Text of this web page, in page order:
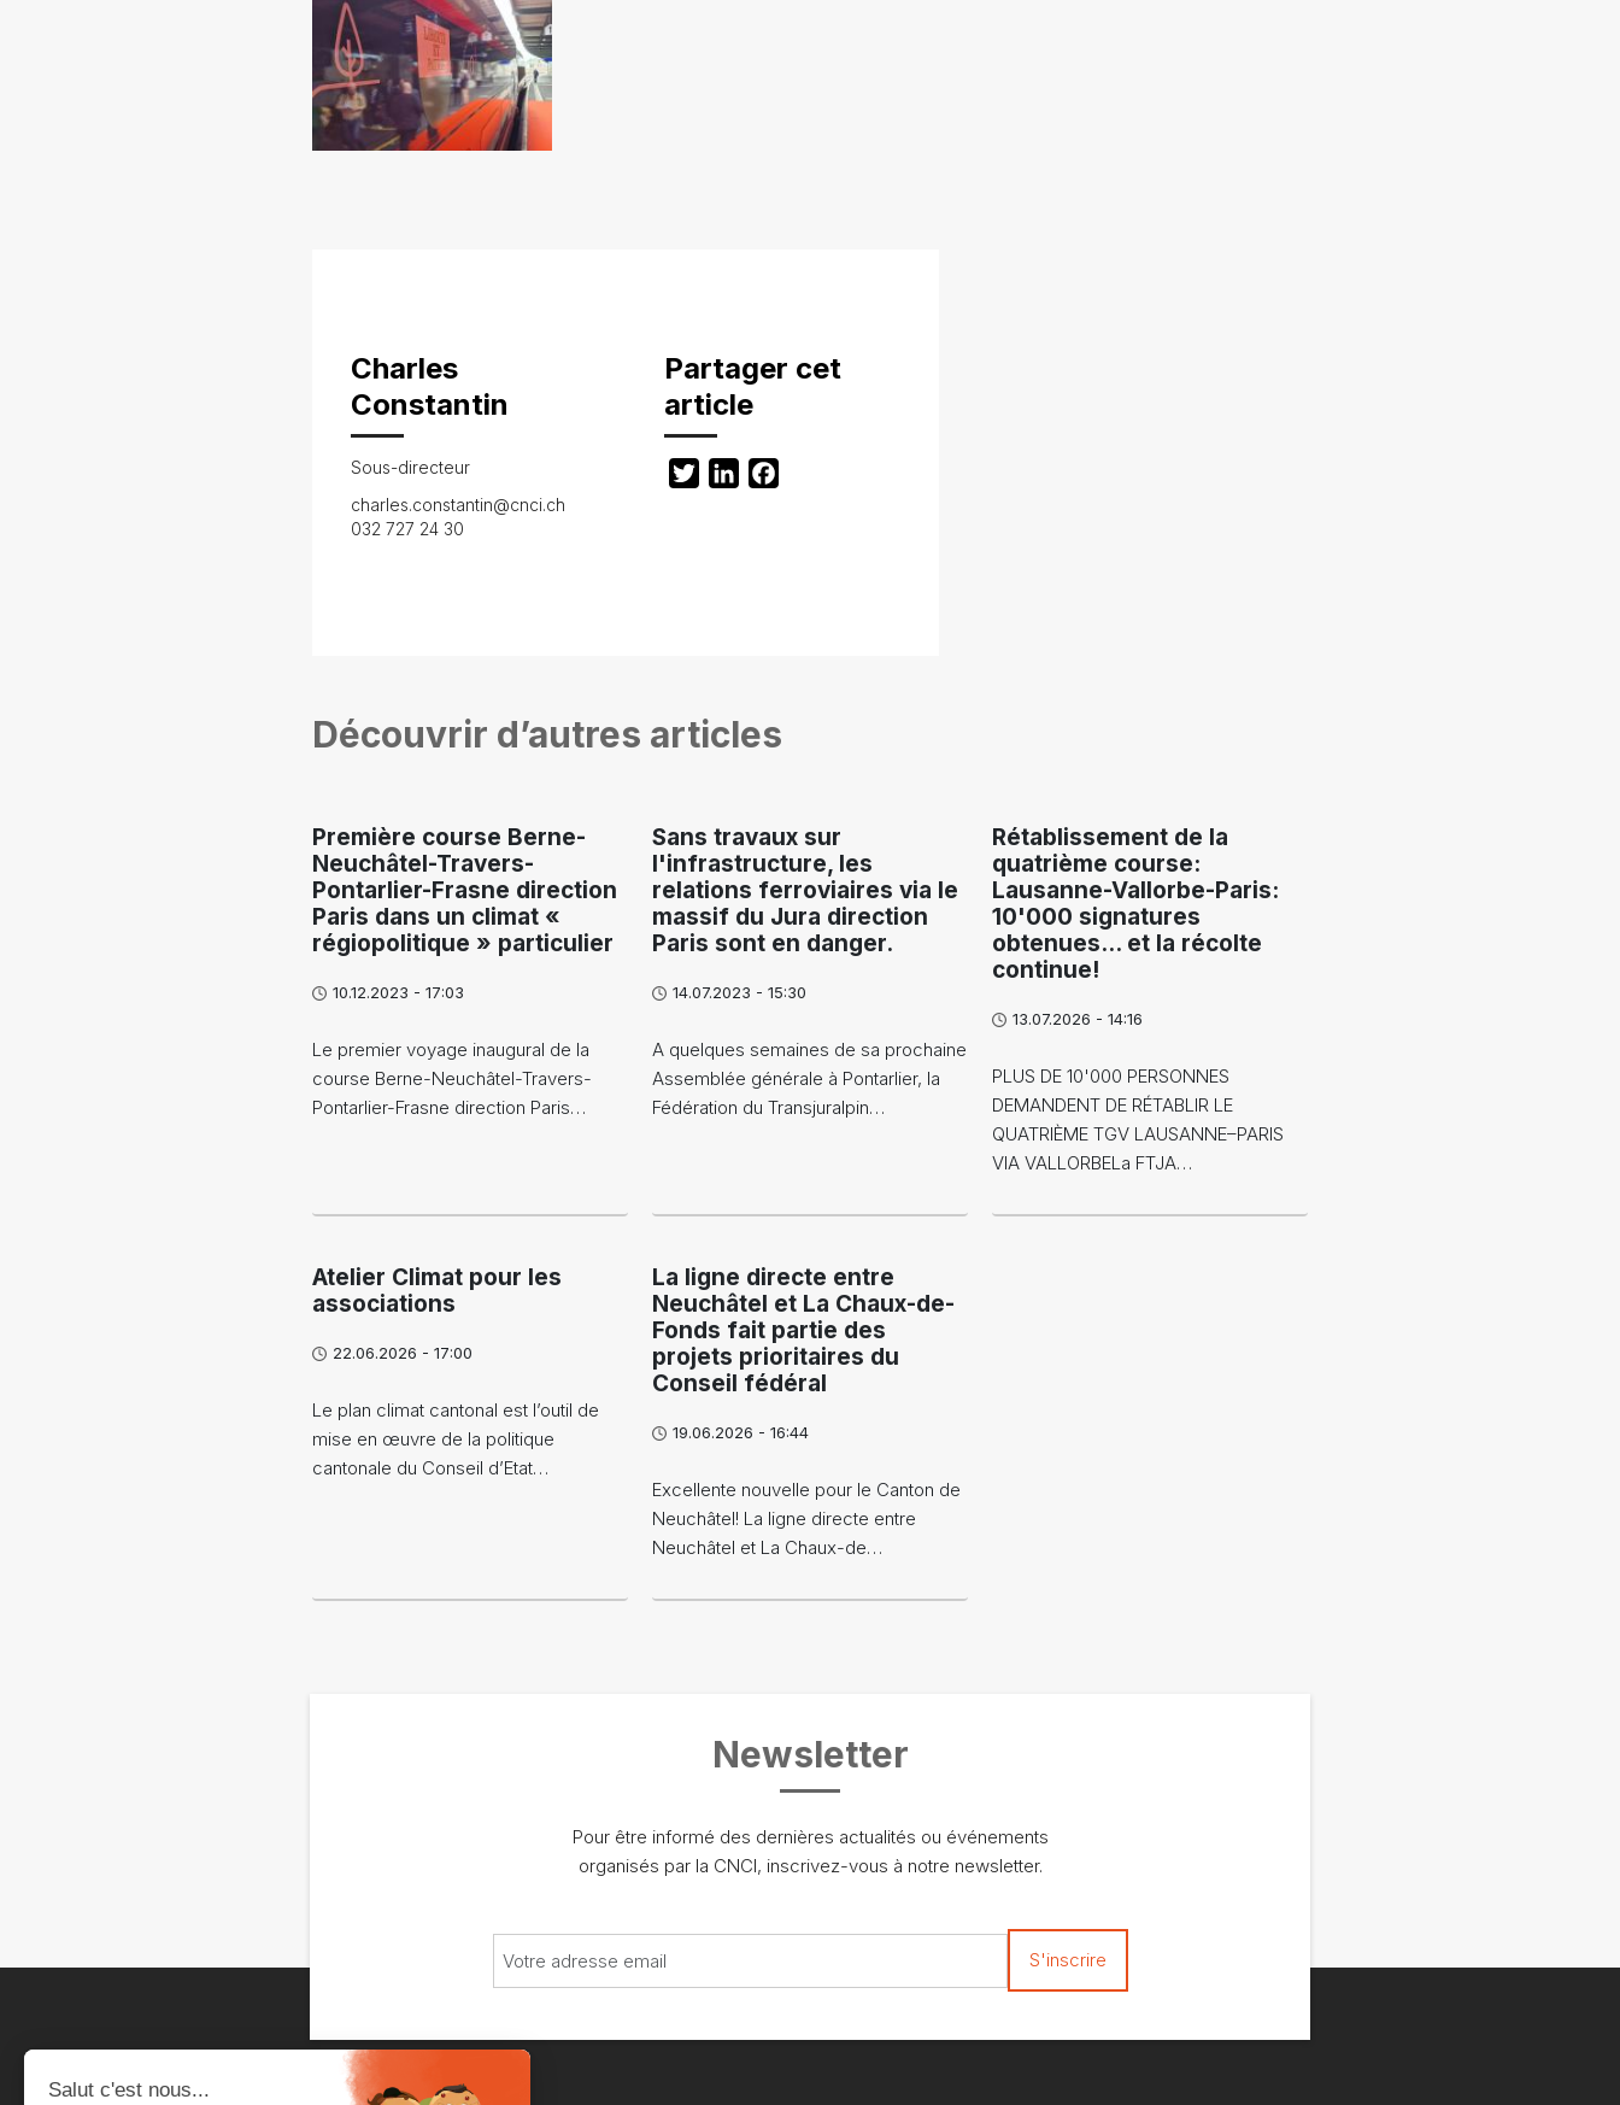
Charles
Constantin
Sous-directeur
charles.constantin@cnci.ch
032 727 24 30
Partager cet
article
TwitterLinkedIn
Découvrir d’autres articles
Première course Berne-
Neuchâtel-Travers-
Pontarlier-Frasne direction
Paris dans un climat «
régiopolitique » particulier
10.12.2023 - 17:03
Le premier voyage inaugural de la
course Berne-Neuchâtel-Travers-
Pontarlier-Frasne direction Paris…
Sans travaux sur
l'infrastructure, les
relations ferroviaires via le
massif du Jura direction
Paris sont en danger.
14.07.2023 - 15:30
A quelques semaines de sa prochaine
Assemblée générale à Pontarlier, la
Fédération du Transjuralpin…
Rétablissement de la
quatrième course:
Lausanne-Vallorbe-Paris:
10'000 signatures
obtenues... et la récolte
continue!
13.07.2026 - 14:16
PLUS DE 10'000 PERSONNES
DEMANDENT DE RÉTABLIR LE
QUATRIÈME TGV LAUSANNE–PARIS
VIA VALLORBELa FTJA…
Atelier Climat pour les
associations
22.06.2026 - 17:00
Le plan climat cantonal est l’outil de
mise en œuvre de la politique
cantonale du Conseil d’Etat…
La ligne directe entre
Neuchâtel et La Chaux-de-
Fonds fait partie des
projets prioritaires du
Conseil fédéral
19.06.2026 - 16:44
Excellente nouvelle pour le Canton de
Neuchâtel! La ligne directe entre
Neuchâtel et La Chaux-de…
Newsletter
Pour être informé des dernières actualités ou événements
organisés par la CNCI, inscrivez-vous à notre newsletter.